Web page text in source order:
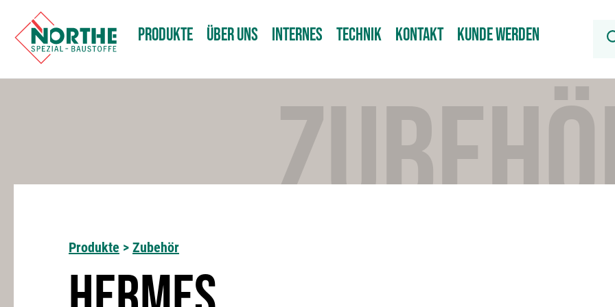
PRODUKTE ÜBER UNS INTERNES TECHNIK KONTAKT KUNDE WERDEN
Produkte > Zubehör